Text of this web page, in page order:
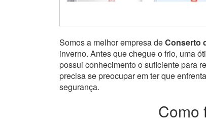
Somos a melhor empresa deConserto
inverno. Antes que chegue o frio, uma
possui conhecimento o suficiente para
precisa se preocupar em ter que
segurança.
Como